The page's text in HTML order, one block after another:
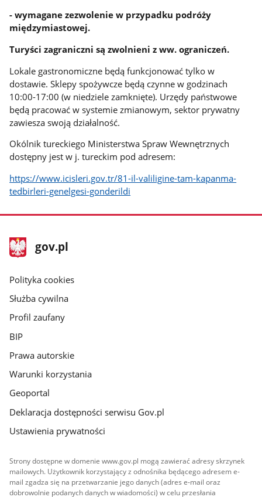
- wymagane zezwolenie w przypadku podróży
międzymiastowej.
Turyści zagraniczni są zwolnieni z ww. ograniczeń.
Lokale gastronomiczne będą funkcjonować tylko w
dostawie. Sklepy spożywcze będą czynne w godzinach
10:00-17:00 (w niedziele zamknięte). Urzędy państwowe
będą pracować w systemie zmianowym, sektor prywatny
zawiesza swoją działalność.
Okólnik tureckiego Ministerstwa Spraw Wewnętrznych
dostępny jest w j. tureckim pod adresem:
https://www.icisleri.gov.tr/81-il-valiligine-tam-kapanma-
tedbirleri-genelgesi-gonderildi
stopka
gov.pl
Strona
gov.pl
gov.pl
Polityka cookies
Służba cywilna
Profil zaufany
BIP
Prawa autorskie
Warunki korzystania
Geoportal
Deklaracja dostępności serwisu Gov.pl
Ustawienia prywatności
Strony dostępne w domenie www.gov.pl mogą zawierać adresy skrzynek
mailowych. Użytkownik korzystający z odnośnika będącego adresem e-
mail zgadza się na przetwarzanie jego danych (adres e-mail oraz
dobrowolnie podanych danych w wiadomości) w celu przesłania